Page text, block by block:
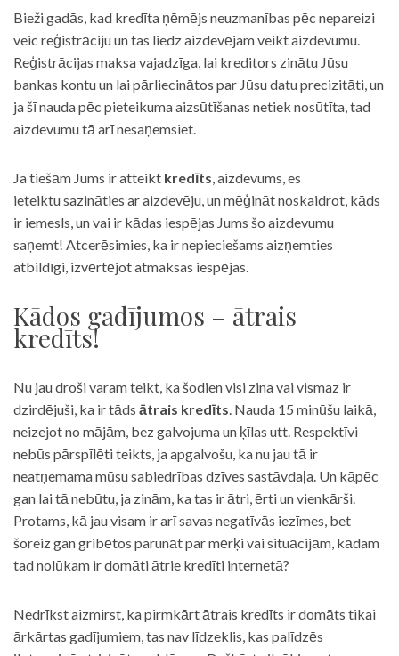
Bieži gadās, kad kredīta ņēmējs neuzmanības pēc nepareizi
veic reģistrāciju un tas liedz aizdevējam veikt aizdevumu.
Reģistrācijas maksa vajadzīga, lai kreditors zinātu Jūsu
bankas kontu un lai pārliecinātos par Jūsu datu precizitāti, un
ja šī nauda pēc pieteikuma aizsūtīšanas netiek nosūtīta, tad
aizdevumu tā arī nesaņemsiet.
Ja tiešām Jums ir atteikt kredīts, aizdevums, es
ieteiktu sazināties ar aizdevēju, un mēģināt noskaidrot, kāds
ir iemesls, un vai ir kādas iespējas Jums šo aizdevumu
saņemt! Atcerēsimies, ka ir nepieciešams aizņemties
atbildīgi, izvērtējot atmaksas iespējas.
Kādos gadījumos – ātrais
kredīts!
Nu jau droši varam teikt, ka šodien visi zina vai vismaz ir
dzirdējuši, ka ir tāds ātrais kredīts. Nauda 15 minūšu laikā,
neizejot no mājām, bez galvojuma un ķīlas utt. Respektīvi
nebūs pārspīlēti teikts, ja apgalvošu, ka nu jau tā ir
neatņemama mūsu sabiedrības dzīves sastāvdaļa. Un kāpēc
gan lai tā nebūtu, ja zinām, ka tas ir ātri, ērti un vienkārši.
Protams, kā jau visam ir arī savas negatīvās iezīmes, bet
šoreiz gan gribētos parunāt par mērķi vai situācijām, kādam
tad nolūkam ir domāti ātrie kredīti internetā?
Nedrīkst aizmirst, ka pirmkārt ātrais kredīts ir domāts tikai
ārkārtas gadījumiem, tas nav līdzeklis, kas palīdzēs